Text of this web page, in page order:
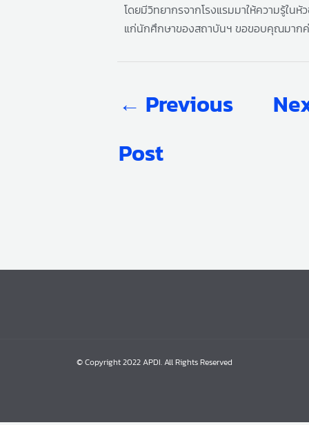
โดยมีวิทยากรจากโรงแรมมาให้ความรู้ใน
แก่นักศึกษาของสถาบันฯ ขอขอบคุณมาก
← Previous
Post
© Copyright 2022 APDI. All Rights Reserved